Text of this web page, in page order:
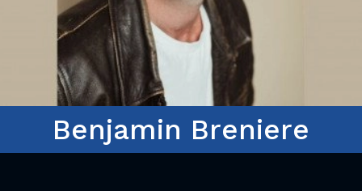
Benjamin Breniere